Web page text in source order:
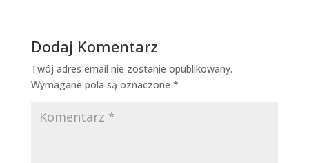
Dodaj Komentarz
Twój adres email nie zostanie opublikowany.
Wymagane pola są oznaczone *